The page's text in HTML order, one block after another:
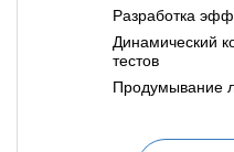
Разработка
Динамический
тестов
Продумывание